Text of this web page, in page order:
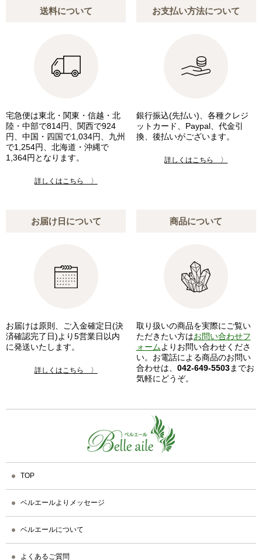
送料について
宅急便は東北・関東・信越・北
陸・中部で814円、関西で924
円、中国・四国で1,034円、九州
で1,254円、北海道・沖縄で
1,364円となります。
詳しくはこちら 〉
お支払い方法について
銀行振込(先払い)、各種クレジ
ットカード、Paypal、代金引
換、後払いがございます。
詳しくはこちら 〉
お届け日について
お届けは原則、ご入金確定日(決
済確認完了日)より5営業日以内
に発送いたします。
詳しくはこちら 〉
商品について
取り扱いの商品を実際にご覧い
ただきたい方はお問い合わせフ
ォームよりお問い合わせくださ
い。お電話による商品のお問い
合わせは、 042-649-5503までお
気軽にどうぞ。
TOP
ベルエールよりメッセージ
ベルエールについて
よくあるご質問